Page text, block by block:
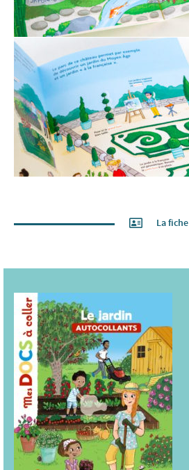
La fiche